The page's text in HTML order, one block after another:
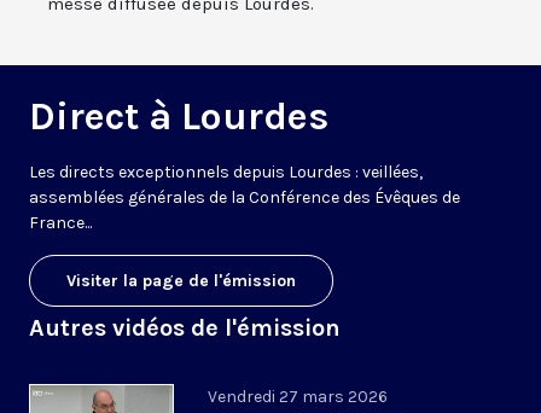
Direct à Lourdes
Les directs exceptionnels depuis Lourdes : veillées,
assemblées générales de la Conférence des Évêques de
France...
Visiter la page de l'émission
Autres vidéos de l'émission
Vendredi 27 mars 2026